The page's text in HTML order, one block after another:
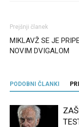
Prejšnji članek
MIKLAVŽ SE JE
NOVIM DVIGALOM
PODOBNI ČLANKI